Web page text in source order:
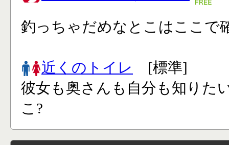
釣っちゃだめなとこはここで
近くのトイレ
[標準]
彼女も奥さんも自分も知りた
こ?